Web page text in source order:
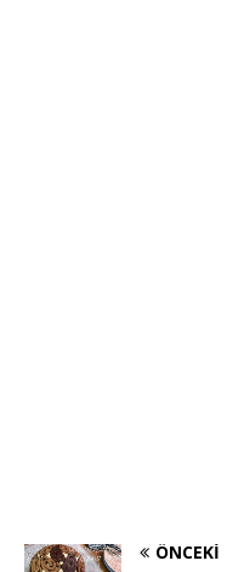
ÖNCEKI